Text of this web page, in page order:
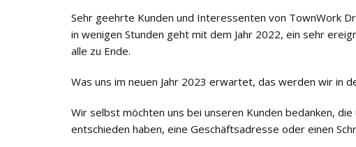
Sehr geehrte Kunden und Interessenten von TownWork
in wenigen Stunden geht mit dem Jahr 2022, ein sehr
alle zu Ende.
Was uns im neuen Jahr 2023 erwartet, das werden wir in
Wir selbst möchten uns bei unseren Kunden bedanken,
entschieden haben, eine Geschäftsadresse oder einen